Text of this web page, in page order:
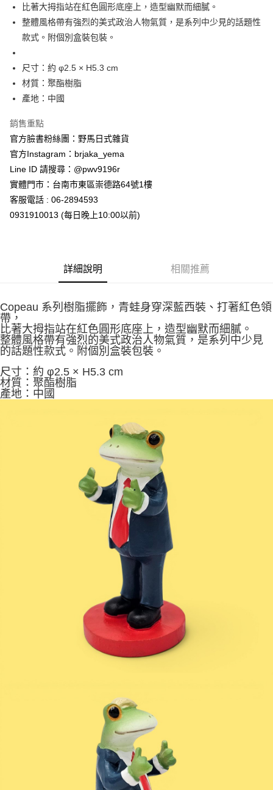
上海商業儲蓄銀行
台北富邦商業銀行
國泰世華商業銀行
兆豐國際商業銀行
臺灣中小企業銀行
元大商業銀行
玉山商業銀行
台新國際商業銀行
LINE Pay
Apple Pay
街口支付
Google Pay
ATM付款
運送方式
全家取貨付款
每筆NT$65，滿NT$999(含以上)免運費
付款後全家取貨
每筆NT$65，滿NT$999(含以上)免運費
每筆NT$65，滿NT$999(含以上)免運費
宅配
每筆NT$100，滿NT$999(含以上)免運費
比著大拇指站在紅色圓形底座上，造型幽默而細膩。
整體風格帶有強烈的美式政治人物氣質，是系列中少見的話題性
款式。附個別盒裝包裝。
尺寸：約 φ2.5 × H5.3 cm
材質：聚酯樹脂
產地：中國
銷售重點
官方臉書粉絲團：野馬日式雜貨
官方Instagram：brjaka_yema
Line ID 請搜尋：@pwv9196r
實體門市：台南市東區崇德路64號1樓
客服電話 : 06-2894593
0931910013 (每日晚上10:00以前)
詳細說明 相關推薦
Copeau 系列樹脂擺飾，青蛙身穿深藍西裝、打著紅色領
帶，
比著大拇指站在紅色圓形底座上，造型幽默而細膩。
整體風格帶有強烈的美式政治人物氣質，是系列中少見
的話題性款式。附個別盒裝包裝。
尺寸：約 φ2.5 × H5.3 cm
材質：聚酯樹脂
產地：中國